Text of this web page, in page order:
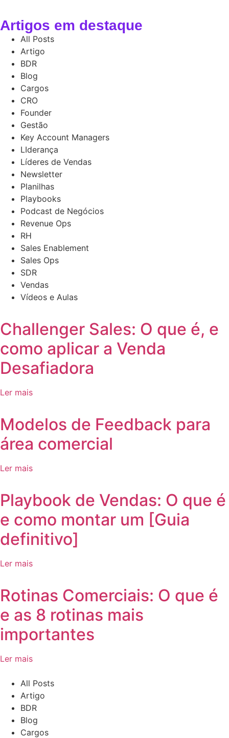
Artigos em destaque
All Posts
Artigo
BDR
Blog
Cargos
CRO
Founder
Gestão
Key Account Managers
LIderança
Líderes de Vendas
Newsletter
Planilhas
Playbooks
Podcast de Negócios
Revenue Ops
RH
Sales Enablement
Sales Ops
SDR
Vendas
Vídeos e Aulas
Challenger Sales: O que é, e
como aplicar a Venda
Desafiadora
Ler mais
Modelos de Feedback para
área comercial
Ler mais
Playbook de Vendas: O que é
e como montar um [Guia
definitivo]
Ler mais
Rotinas Comerciais: O que é
e as 8 rotinas mais
importantes
Ler mais
All Posts
Artigo
BDR
Blog
Cargos